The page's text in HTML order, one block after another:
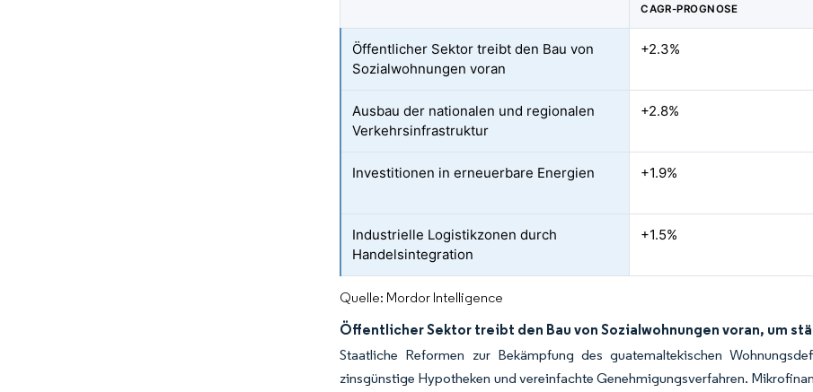
CAGR-PROGNOSE
Öffentlicher Sektor treibt den Bau von
Sozialwohnungen voran
+2.3%
Ausbau der nationalen und regionalen
Verkehrsinfrastruktur
+2.8%
Investitionen in erneuerbare Energien +1.9%
Industrielle Logistikzonen durch
Handelsintegration
+1.5%
Quelle: Mordor Intelligence
Öffentlicher Sektor treibt den Bau von Sozialwohnungen voran, um
Staatliche Reformen zur Bekämpfung des guatemaltekischen
zinsgünstige Hypotheken und vereinfachte Genehmigungsverfahren.